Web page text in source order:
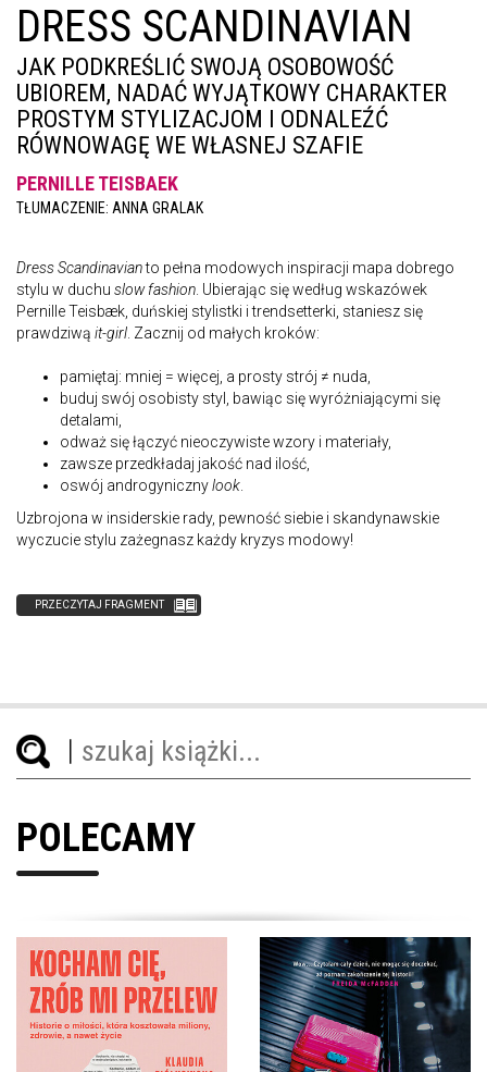
DRESS SCANDINAVIAN
JAK PODKREŚLIĆ SWOJĄ OSOBOWOŚĆ
UBIOREM, NADAĆ WYJĄTKOWY CHARAKTER
PROSTYM STYLIZACJOM I ODNALEŹĆ
RÓWNOWAGĘ WE WŁASNEJ SZAFIE
PERNILLE TEISBAEK
TŁUMACZENIE: ANNA GRALAK
Dress Scandinavianto pełna modowych inspiracji mapa dobrego
stylu w duchu slow fashion . Ubierając się według wskazówek
Pernille Teisbæk, duńskiej stylistki i trendsetterki, staniesz się
prawdziwą it-girl . Zacznij od małych kroków:
pamiętaj: mniej = więcej, a prosty strój ≠ nuda,
buduj swój osobisty styl, bawiąc się wyróżniającymi się
detalami,
odważ się łączyć nieoczywiste wzory i materiały,
zawsze przedkładaj jakość nad ilość,
oswój androgynicznylook
Uzbrojona w insiderskie rady, pewność siebie i skandynawskie
wyczucie stylu zażegnasz każdy kryzys modowy!
PRZECZYTAJ FRAGMENT
POLECAMY